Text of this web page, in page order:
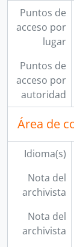
Puntos de
acceso por
lugar
Puntos de
acceso por
autoridad
Área de
Idioma(s)
Nota del
archivista
Nota del
archivista